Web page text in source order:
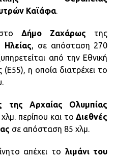
Καϊάφα.
Δήμο Ζαχάρως της
Ηλείας, σε απόσταση 270
από την Εθνική
η οποία διατρέχει το
της Αρχαίας Ολυμπίας
περίπου και τοΔιεθνές
σε απόσταση 85 χλμ.
απέχει το λιμάνι του